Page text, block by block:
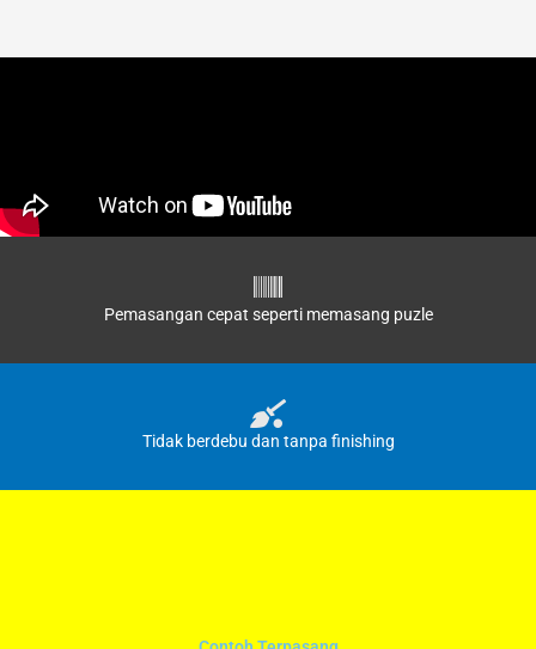
Pemasangan cepat seperti memasang puzle
Tidak berdebu dan tanpa finishing